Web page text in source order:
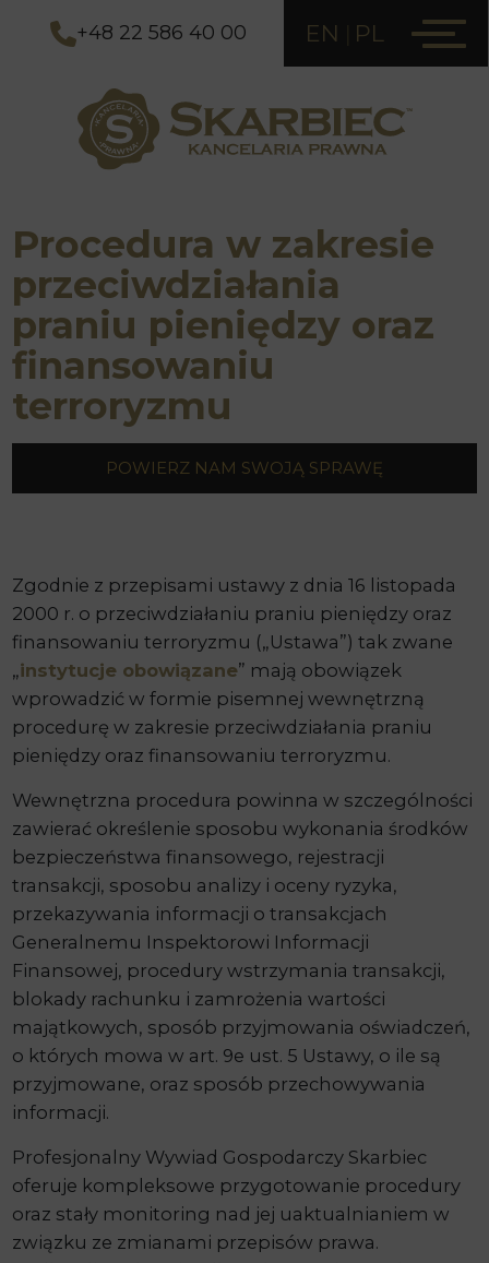
+48 22 586 40 00 EN PL
Procedura w zakresie
przeciwdziałania
praniu pieniędzy oraz
finansowaniu
terroryzmu
POWIERZ NAM SWOJĄ SPRAWĘ
Zgodnie z przepisami ustawy z dnia 16 listopada
2000 r. o przeciwdziałaniu praniu pieniędzy oraz
finansowaniu terroryzmu („Ustawa”) tak zwane
„instytucje obowiązane” mają obowiązek
wprowadzić w formie pisemnej wewnętrzną
procedurę w zakresie przeciwdziałania praniu
pieniędzy oraz finansowaniu terroryzmu.
Wewnętrzna procedura powinna w szczególności
zawierać określenie sposobu wykonania środków
bezpieczeństwa finansowego, rejestracji
transakcji, sposobu analizy i oceny ryzyka,
przekazywania informacji o transakcjach
Generalnemu Inspektorowi Informacji
Finansowej, procedury wstrzymania transakcji,
blokady rachunku i zamrożenia wartości
majątkowych, sposób przyjmowania oświadczeń,
o których mowa w art. 9e ust. 5 Ustawy, o ile są
przyjmowane, oraz sposób przechowywania
informacji.
Profesjonalny Wywiad Gospodarczy Skarbiec
oferuje kompleksowe przygotowanie procedury
oraz stały monitoring nad jej uaktualnianiem w
związku ze zmianami przepisów prawa.